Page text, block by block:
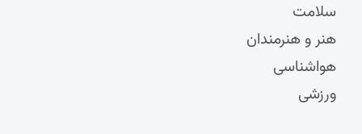
سلامت
هنر و هنرمندان
هواشناسی
ورزشی